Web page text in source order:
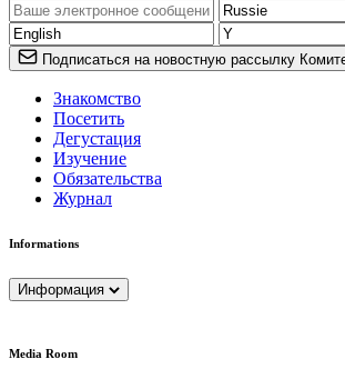
Подписаться на новостную рассылку
Знакомство
Посетить
Дегустация
Изучение
Обязательства
Журнал
Informations
Информация
Media Room